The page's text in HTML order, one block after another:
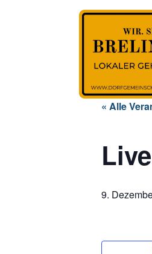
« Alle
9.